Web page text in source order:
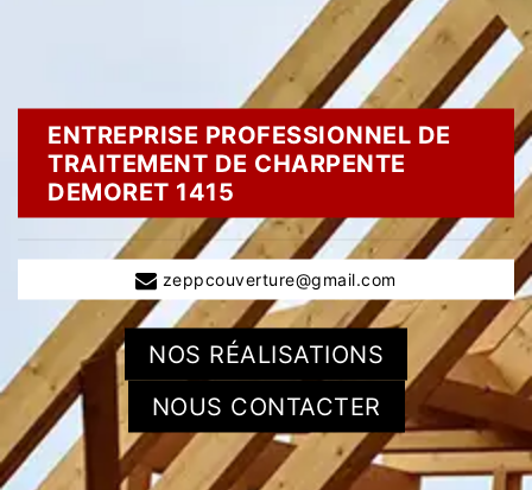
ENTREPRISE PROFESSIONNEL DE
TRAITEMENT DE CHARPENTE
DEMORET 1415
zeppcouverture@gmail.com
NOS RÉALISATIONS
NOUS CONTACTER